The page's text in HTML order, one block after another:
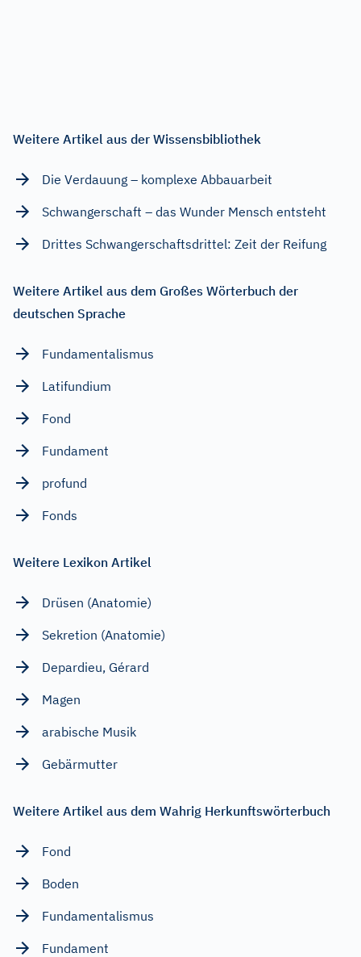
Weitere Artikel aus der Wissensbibliothek
Die Verdauung – komplexe Abbauarbeit
Schwangerschaft – das Wunder Mensch entsteht
Drittes Schwangerschaftsdrittel: Zeit der Reifung
Weitere Artikel aus dem Großes Wörterbuch der
deutschen Sprache
Fundamentalismus
Latifundium
Fond
Fundament
profund
Fonds
Weitere Lexikon Artikel
Drüsen (Anatomie)
Sekretion (Anatomie)
Depardieu, Gérard
Magen
arabische Musik
Gebärmutter
Weitere Artikel aus dem Wahrig Herkunftswörterbuch
Fond
Boden
Fundamentalismus
Fundament